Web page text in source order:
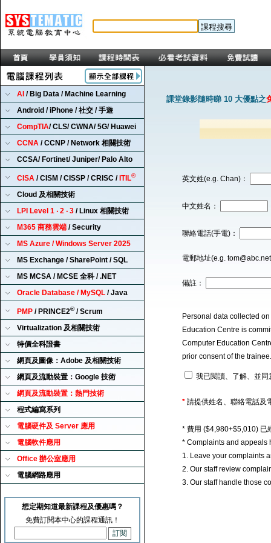
AI / Big Data / Machine Learning
Android / iPhone / 社交 / 手遊
CompTIA/ CLS/ CWNA/ 5G/ Huawei
CCNA / CCNP / Network 相關技術
CCSA/ Fortinet/ Juniper/ Palo Alto
CISA / CISM / CISSP / CRISC / ITIL®
Cloud 及相關技術
LPI Level 1 ‧ 2 ‧ 3 / Linux 相關技術
M365 商務雲端 / Security
MS Azure / Windows Server 2025
MS Exchange / SharePoint / SQL
MS MCSA / MCSE 全科 / .NET
Oracle Database / MySQL / Java
PMP / PRINCE2®/ Scrum
Virtualization 及相關技術
特價全科證書
網頁及圖像：Adobe 及相關技術
網頁及流動裝置：Google 技術
網頁及流動裝置：熱門技術
程式編寫系列
電腦硬件及 Server 應用
電腦軟件應用
Office 辦公室應用
電腦網路應用
想定期知道最新課程及優惠嗎？
免費訂閱本中心的課程通訊！
課堂錄影隨時睇 10 大優點之
英文姓(e.g. Chan)：
中文姓名：
聯絡電話(手電)：
電郵地址(e.g.
備註：
Personal data collected
Education Centre is
Computer Education
prior consent of the
我已閱讀、了解、並
* 請提供姓名、聯絡電話及
* 費用 ($4,980+$5,010) 已
* Complaints and appeals
1. Leave your complaints
2. Our staff review
3. Our staff handle those